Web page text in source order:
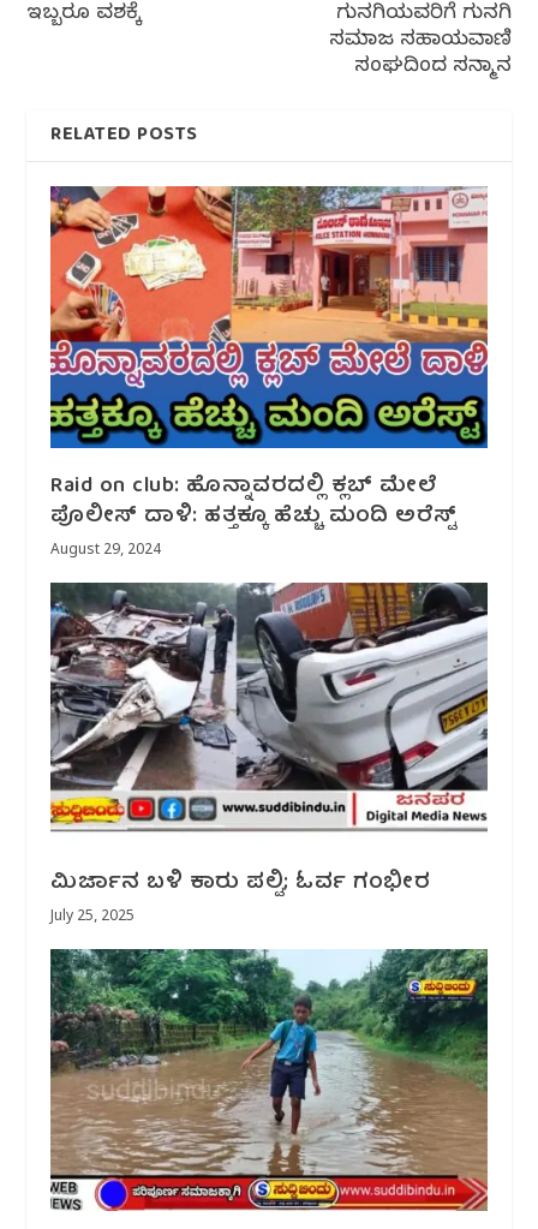
ಇಬ್ಬರೂ ವಶಕ್ಕೆ
ಗುನಗಿಯವರಿಗೆ ಗುನಗಿ
ಸಮಾಜ ಸಹಾಯವಾಣಿ
ಸಂಘದಿಂದ ಸನ್ಮಾನ
RELATED POSTS
Raid on club: ಹೊನ್ನಾವರದಲ್ಲಿ ಕ್ಲಬ್ ಮೇಲೆ
ಪೊಲೀಸ್ ದಾಳಿ: ಹತ್ತಕ್ಕೂ ಹೆಚ್ಚು ಮಂದಿ ಅರೆಸ್ಟ್
August 29, 2024
ಮಿರ್ಜಾನ ಬಳಿ ಕಾರು ಪಲ್ಟಿ; ಓರ್ವ ಗಂಭೀರ
July 25, 2025